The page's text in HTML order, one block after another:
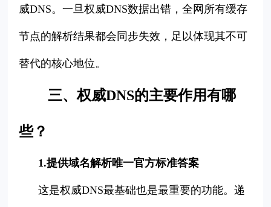
威DNS。一旦权威DNS数据出错，全网所有缓存
节点的解析结果都会同步失效，足以体现其不可
替代的核心地位。
三、权威DNS的主要作用有哪
些？
1.提供域名解析唯一官方标准答案
这是权威DNS最基础也是最重要的功能。递